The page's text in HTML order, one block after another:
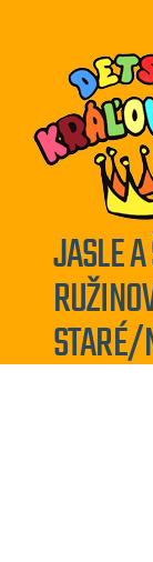
JASLE
STARÉ/